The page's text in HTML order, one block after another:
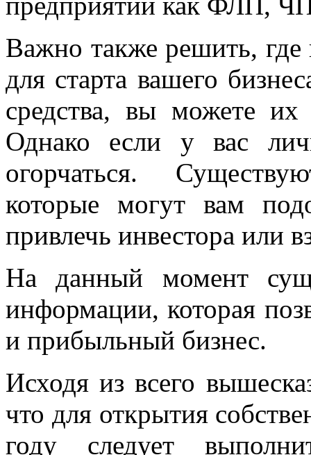
Важно также решить, где
для старта вашего
средства, вы можете их
Однако если у вас
огорчаться.
которые могут вам
привлечь инвестора или
На данный момент
информации, которая
и прибыльный бизнес.
Исходя из всего
что для открытия
году следует